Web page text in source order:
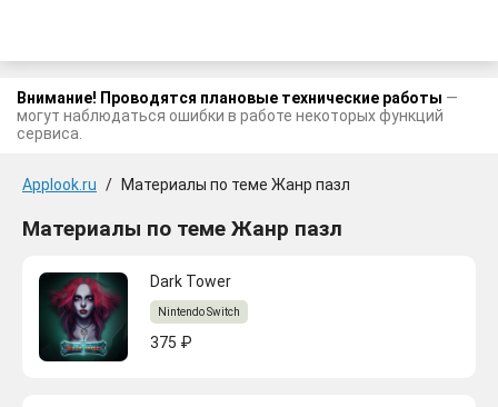
Внимание! Проводятся плановые технические работы —
могут наблюдаться ошибки в работе некоторых функций
сервиса.
Applook.ru / Материалы по теме Жанр пазл
Материалы по теме Жанр пазл
Dark Tower
Nintendo Switch
375 ₽